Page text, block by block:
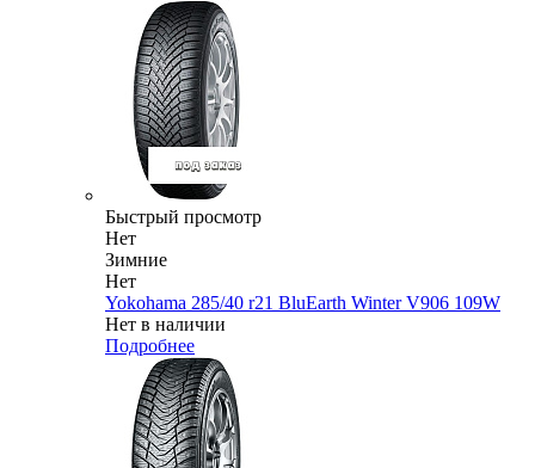
Быстрый просмотр
Нет
Зимние
Нет
Yokohama 285/40 r21 BluEarth Winter V906 109W
Нет в наличии
Подробнее